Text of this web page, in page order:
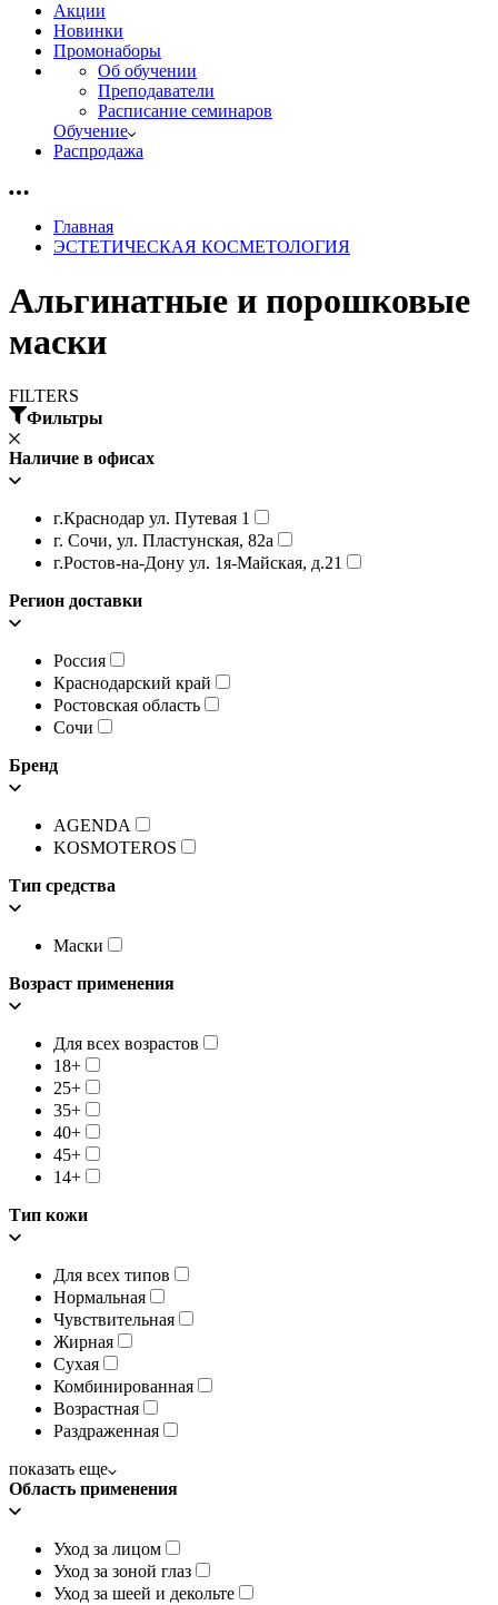
Акции
Новинки
Промонаборы
Об обучении
Преподаватели
Расписание семинаров
Обучение
Распродажа
Главная
ЭСТЕТИЧЕСКАЯ КОСМЕТОЛОГИЯ
Альгинатные и порошковые
маски
FILTERS
Фильтры
Наличие в офисах
г.Краснодар ул. Путевая 1
г. Сочи, ул. Пластунская, 82а
г.Ростов-на-Дону ул. 1я-Майская, д.21
Регион доставки
Россия
Краснодарский край
Ростовская область
Сочи
Бренд
AGENDA
KOSMOTEROS
Тип средства
Маски
Возраст применения
Для всех возрастов
18+
25+
35+
40+
45+
14+
Тип кожи
Для всех типов
Нормальная
Чувствительная
Жирная
Сухая
Комбинированная
Возрастная
Раздраженная
показать еще
Область применения
Уход за лицом
Уход за зоной глаз
Уход за шеей и декольте